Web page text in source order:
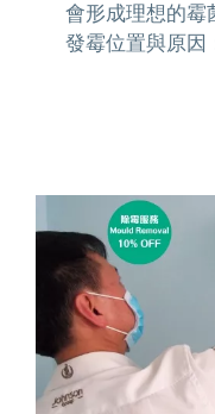
會形成理想的霉
發霉位置與原因